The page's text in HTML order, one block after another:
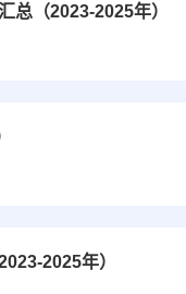
总（2023-2025年）
2025年）